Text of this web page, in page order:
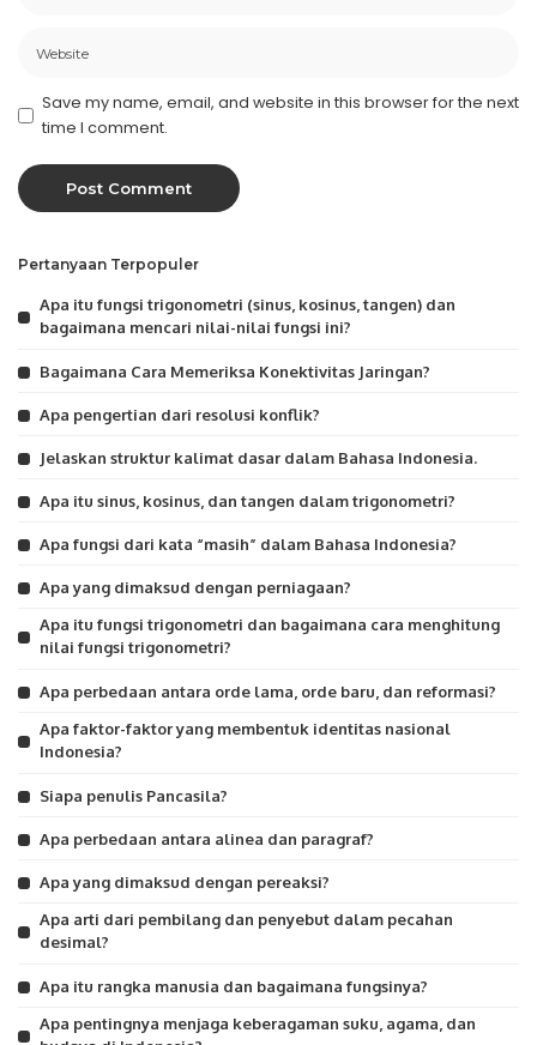
Save my name, email, and website in this browser for the next
time I comment.
Pertanyaan Terpopuler
Apa itu fungsi trigonometri (sinus, kosinus, tangen) dan
bagaimana mencari nilai-nilai fungsi ini?
Bagaimana Cara Memeriksa Konektivitas Jaringan?
Apa pengertian dari resolusi konflik?
Jelaskan struktur kalimat dasar dalam Bahasa Indonesia.
Apa itu sinus, kosinus, dan tangen dalam trigonometri?
Apa fungsi dari kata “masih” dalam Bahasa Indonesia?
Apa yang dimaksud dengan perniagaan?
Apa itu fungsi trigonometri dan bagaimana cara menghitung
nilai fungsi trigonometri?
Apa perbedaan antara orde lama, orde baru, dan reformasi?
Apa faktor-faktor yang membentuk identitas nasional
Indonesia?
Siapa penulis Pancasila?
Apa perbedaan antara alinea dan paragraf?
Apa yang dimaksud dengan pereaksi?
Apa arti dari pembilang dan penyebut dalam pecahan
desimal?
Apa itu rangka manusia dan bagaimana fungsinya?
Apa pentingnya menjaga keberagaman suku, agama, dan